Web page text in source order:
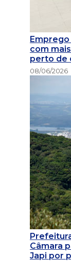
com
perto de
08/06/2026
Câmara
Japi por